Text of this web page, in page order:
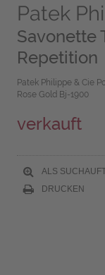
Patek
Savonette
Repetition
Patek Philippe & Cie
Rose Gold Bj-1900
verkauft
ALS
DRUCKEN